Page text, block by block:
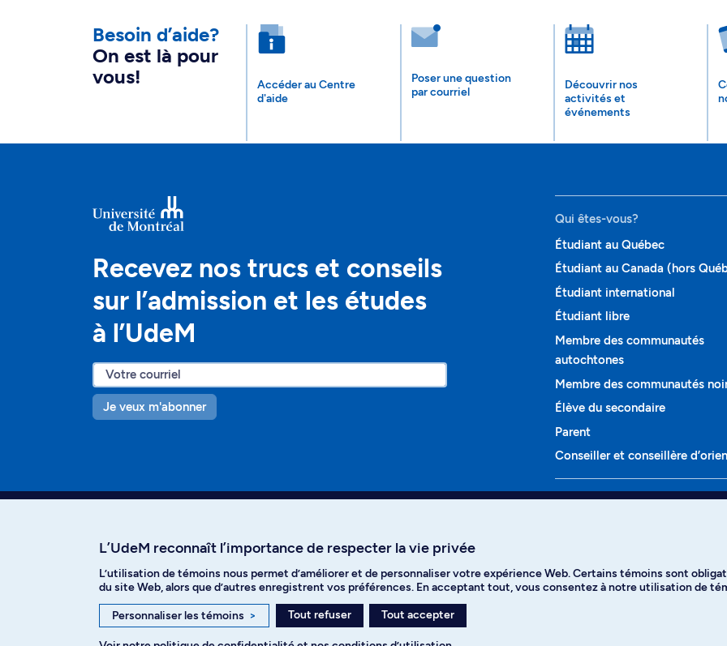
Besoin d’aide?
On est là pour
vous!
Accéder au Centre
d'aide
Poser une question
par courriel
Découvrir nos
activités et
événements
Recevez nos trucs et conseils
sur l’admission et les études
à l’UdeM
Je veux m'abonner
Qui êtes-vous?
Étudiant au Québec
Étudiant au Canada (hors
Étudiant international
Étudiant libre
Membre des communautés
autochtones
Membre des communautés
Élève du secondaire
Parent
Conseiller et conseillère
Programmes et cours
Facebook Instagram TikTok YouTube Spotify
L’UdeM reconnaît l’importance de respecter la vie privée
L’utilisation de témoins nous permet d’améliorer et de personnaliser votre expérience Web. Certains témoins sont
du site Web, alors que d’autres enregistrent vos préférences. En acceptant tout, vous consentez à notre utilisation de
Personnaliser les témoins > Tout refuser Tout accepter